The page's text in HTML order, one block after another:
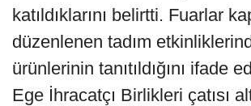
katıldıklarını belirtti. Fuarlar
düzenlenen tadım
ürünlerinin tanıtıldığını ifade
Ege İhracatçı Birlikleri çatısı